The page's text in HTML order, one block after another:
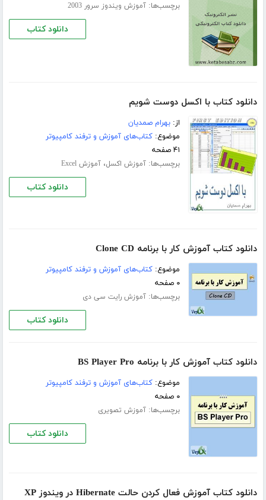
برچسب‌ها:آموزش ویندوز سرور 2003
دانلود کتاب
دانلود کتاب با اکسل دوست شویم
از:بهرام صمدیان
موضوع:کتاب‌های آموزش و ترفند کامپیوتر
۴۱ صفحه
برچسب‌ها:آموزش اکسل،آموزش Excel
دانلود کتاب
دانلود کتاب آموزش کار با برنامه Clone CD
موضوع:کتاب‌های آموزش و ترفند کامپیوتر
۰ صفحه
برچسب‌ها:آموزش رایت سی دی
دانلود کتاب
دانلود کتاب آموزش کار با برنامه BS Player Pro
موضوع:کتاب‌های آموزش و ترفند کامپیوتر
۰ صفحه
برچسب‌ها:آموزش تصویری
دانلود کتاب
دانلود کتاب آموزش فعال کردن حالت Hibernate در ویندوز XP